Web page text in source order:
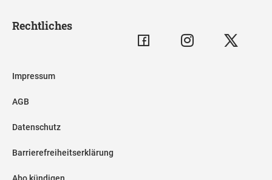
Rechtliches
Impressum
AGB
Datenschutz
Barrierefreiheitserklärung
Abo kündigen